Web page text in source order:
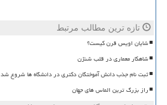
تازه ترین مطالب مرتبط
شایان اویس قرن کیست؟
شاهکار معماری در قلب شنژن
ثبت نام جذب دانش آموختگان دکتری در دانشگاه ها شروع شد ۲ شرط اصلی جذب
راز بزرگ ترین الماس های جهان